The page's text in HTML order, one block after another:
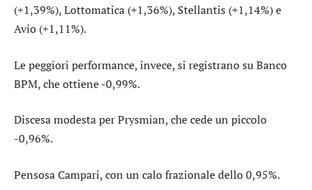
(+1,39%),Lottomatica (+1,36%), Stellantis (+1,14%) e
Avio (+1,11%).
Le peggiori performance, invece, si registrano suBanco
BPM, che ottiene -0,99%.
Discesa modesta perPrysmian, che cede un piccolo
-0,96%.
PensosaCampari, con un calo frazionale dello 0,95%.